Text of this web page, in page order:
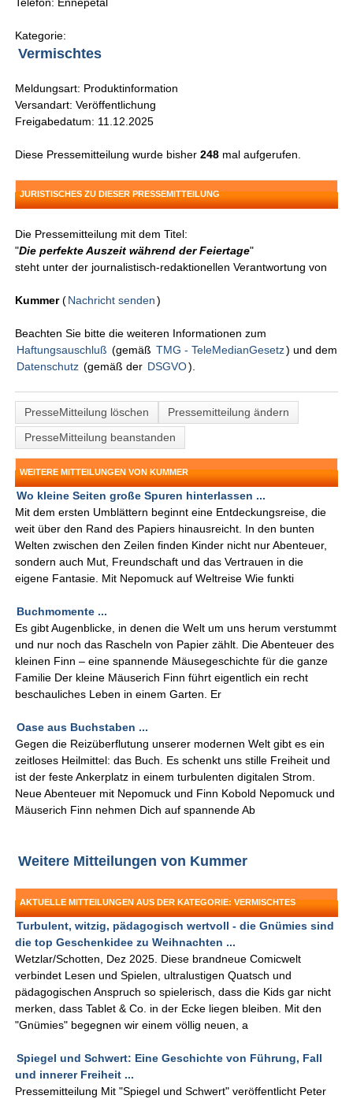
Kategorie:
Vermischtes
Meldungsart: Produktinformation
Versandart: Veröffentlichung
Freigabedatum: 11.12.2025
Diese Pressemitteilung wurde bisher248 mal aufgerufen.
JURISTISCHES ZU DIESER PRESSEMITTEILUNG
Die Pressemitteilung mit dem Titel:
"Die perfekte Auszeit während der Feiertage"
steht unter der journalistisch-redaktionellen Verantwortung von
Kummer(Nachricht senden )
Beachten Sie bitte die weiteren Informationen zum
Haftungsauschluß (gemäß TMG - TeleMedianGesetz) und dem
Datenschutz (gemäß der DSGVO).
PresseMitteilung löschen
Pressemitteilung ändern
PresseMitteilung beanstanden
WEITERE MITTEILUNGEN VON KUMMER
Wo kleine Seiten große Spuren hinterlassen ...
Mit dem ersten Umblättern beginnt eine Entdeckungsreise, die
weit über den Rand des Papiers hinausreicht. In den bunten
Welten zwischen den Zeilen finden Kinder nicht nur Abenteuer,
sondern auch Mut, Freundschaft und das Vertrauen in die
eigene Fantasie. Mit Nepomuck auf Weltreise Wie funkti
Buchmomente ...
Es gibt Augenblicke, in denen die Welt um uns herum verstummt
und nur noch das Rascheln von Papier zählt. Die Abenteuer des
kleinen Finn – eine spannende Mäusegeschichte für die ganze
Familie Der kleine Mäuserich Finn führt eigentlich ein recht
beschauliches Leben in einem Garten. Er
Oase aus Buchstaben ...
Gegen die Reizüberflutung unserer modernen Welt gibt es ein
zeitloses Heilmittel: das Buch. Es schenkt uns stille Freiheit und
ist der feste Ankerplatz in einem turbulenten digitalen Strom.
Neue Abenteuer mit Nepomuck und Finn Kobold Nepomuck und
Mäuserich Finn nehmen Dich auf spannende Ab
Weitere Mitteilungen von Kummer
AKTUELLE MITTEILUNGEN AUS DER KATEGORIE: VERMISCHTES
Turbulent, witzig, pädagogisch wertvoll - die Gnümies sind
die top Geschenkidee zu Weihnachten ...
Wetzlar/Schotten, Dez 2025. Diese brandneue Comicwelt
verbindet Lesen und Spielen, ultralustigen Quatsch und
pädagogischen Anspruch so spielerisch, dass die Kids gar nicht
merken, dass Tablet & Co. in der Ecke liegen bleiben. Mit den
"Gnümies" begegnen wir einem völlig neuen, a
Spiegel und Schwert: Eine Geschichte von Führung, Fall
und innerer Freiheit ...
Pressemitteilung Mit "Spiegel und Schwert" veröffentlicht Peter